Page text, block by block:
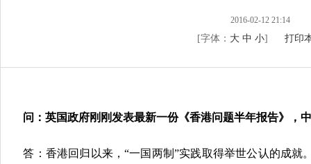
2016-02-12 21:14
[字体： 大 中 小] 打印
问：英国政府刚刚发表最新一份《香港问题半年报告》，
答：香港回归以来，“一国两制”实践取得举世公认的成就